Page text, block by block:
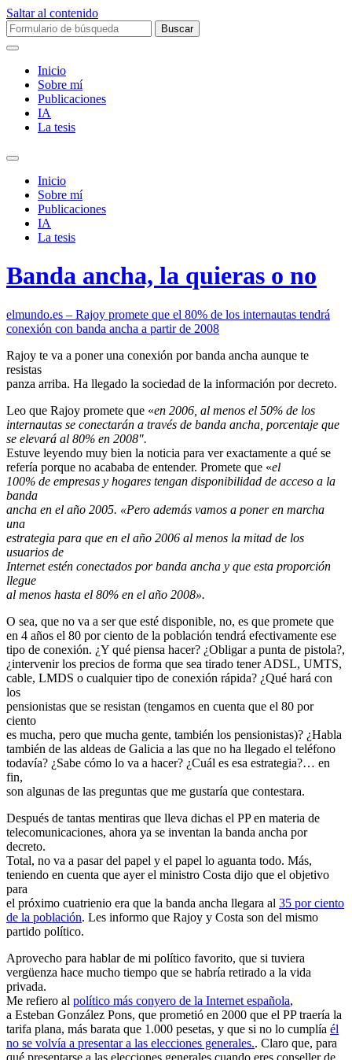
Saltar al contenido
Buscar:
Inicio
Sobre mí­
Publicaciones
IA
La tesis
Alternar
campo
búsqueda
Inicio
Sobre mí­
Publicaciones
IA
La tesis
Banda ancha, la quieras o no
elmundo.es – Rajoy promete que el 80% de los internautas tendrá
conexión con banda ancha a partir de 2008
Rajoy te va a poner una conexión por banda ancha aunque te
resistas
panza arriba. Ha llegado la sociedad de la información por decreto.
Leo que Rajoy promete que «en 2006, al menos el 50% de los
internautas se conectarán a través de banda ancha, porcentaje que
se elevará al 80% en 2008″.
Estuve leyendo muy bien la noticia para ver exactamente a qué se
refería porque no acababa de entender. Promete que «el
100% de empresas y hogares tengan disponibilidad de acceso a la
banda
ancha en el año 2005. «Pero además vamos a poner en marcha
una
estrategia para que en el año 2006 al menos la mitad de los
usuarios de
Internet estén conectados por banda ancha y que esta proporción
llegue
al menos hasta el 80% en el año 2008».
O sea, que no va a ser que esté disponible, no, es que promete que
en 4 años el 80 por ciento de la población tendrá efectivamente ese
tipo de conexión. ¿Y qué piensa hacer? ¿Obligar a punta de pistola?,
¿intervenir los precios de forma que sea tirado tener ADSL, UMTS,
cable, LMDS o cualquier tipo de conexión rápida? ¿Qué hará con
los
pensionistas que se resistan (tengamos en cuenta que el 80 por
ciento
es mucha, pero que mucha gente, también los pensionistas)? ¿Habla
también de las aldeas de Galicia a las que no ha llegado el teléfono
todavía? ¿Sabe cómo lo va a hacer? ¿Cuál es esa estrategia?… en
fin,
son algunas de las preguntas que me gustaría que contestara.
Después de tantas mentiras que lleva dichas el PP en materia de
telecomunicaciones, ahora ya se inventan la banda ancha por
decreto.
Total, no va a pasar del papel y el papel lo aguanta todo. Más,
teniendo en cuenta que ayer el ministro Costa dijo que el objetivo
para
el próximo cuatrienio era que la banda ancha llegara al 35 por ciento
de la población. Les informo que Rajoy y Costa son del mismo
partido político.
Aprovecho para hablar de mi político favorito, que si tuviera
vergüenza hace mucho tiempo que se habría retirado a la vida
privada.
Me refiero al político más conyero de la Internet española,
a Esteban González Pons, que prometió en 2000 que el PP traería la
tarifa plana, más barata que 1.000 pesetas, y que si no lo cumplía él
no se volvía a presentar a las elecciones generales.. Claro que, para
qué presentarse a las elecciones generales cuando eres conseller de